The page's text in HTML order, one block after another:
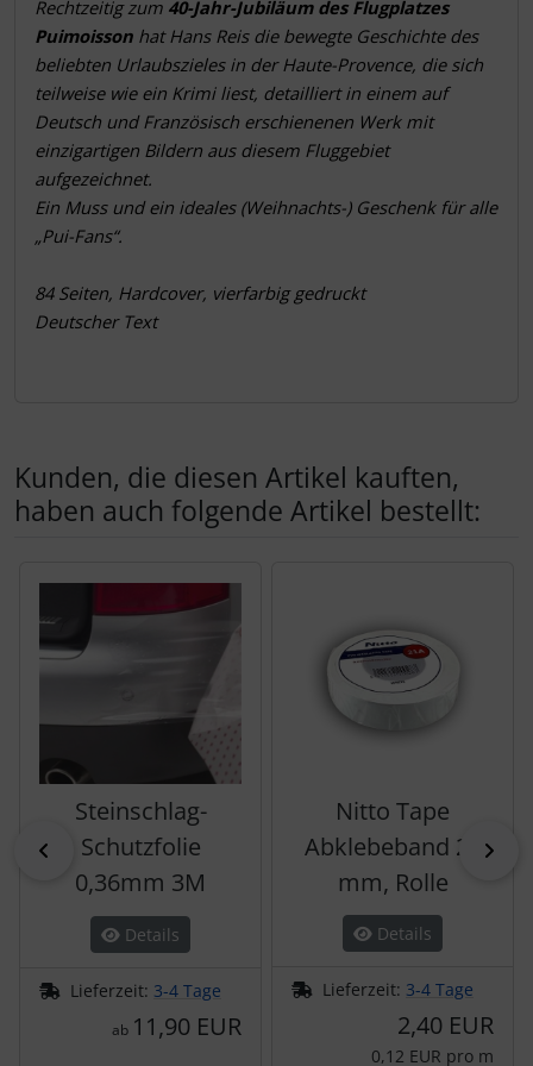
Produktbeschreibung
Rechtzeitig zum 40-Jahr-Jubiläum des Flugplatzes
Puimoisson hat Hans Reis die bewegte Geschichte des
beliebten Urlaubszieles in der Haute-Provence, die sich
teilweise wie ein Krimi liest, detailliert in einem auf
Deutsch und Französisch erschienenen Werk mit
einzigartigen Bildern aus diesem Fluggebiet
aufgezeichnet.
Ein Muss und ein ideales (Weihnachts-) Geschenk für alle
„Pui-Fans“.
84 Seiten, Hardcover, vierfarbig gedruckt
Deutscher Text
Kunden, die diesen Artikel kauften,
haben auch folgende Artikel bestellt:
zurück
Steinschlag-
Schutzfolie
0,36mm 3M
Details
Lieferzeit: 3-4 Tage
ab 11,90 EUR
Nitto Tape
Abklebeband 25
mm, Rolle
Details
Lieferzeit: 3-4 Tage
2,40 EUR
0,12 EUR pro m
Schutztaschen Interieur
Tapes und Tuning
Transponder
Warn- und Schutzfolien